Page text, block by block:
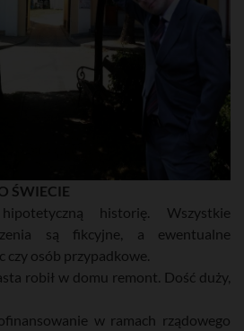
ŚWIECIE
historię. Wszystkie
są fikcyjne, a ewentualne
osób przypadkowe.
robił w domu remont. Dość duży,
w ramach rządowego